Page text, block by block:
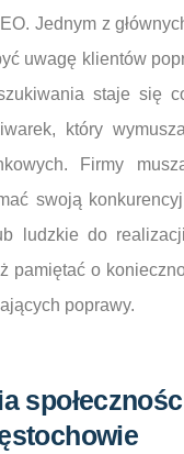
Jednym z
uwagę klientów
staje się
który
Firmy
swoją
ludzkie do
pamiętać o
poprawy.